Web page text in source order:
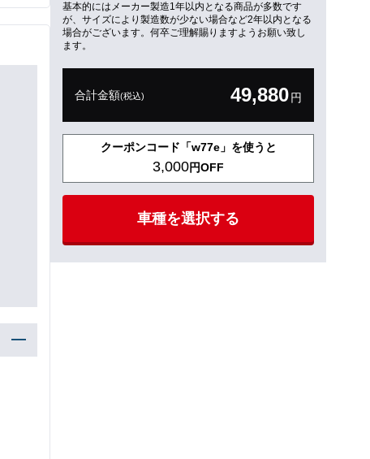
基本的にはメーカー製造1年以内となる商品が多数です
が、サイズにより製造数が少ない場合など2年以内となる
場合がございます。何卒ご理解賜りますようお願い致し
ます。
合計金額(税込) 49,880円
クーポンコード「w77e」を使うと
3,000円OFF
車種を選択する